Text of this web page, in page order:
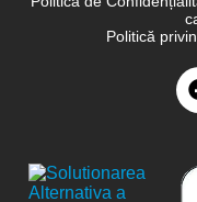
Politică